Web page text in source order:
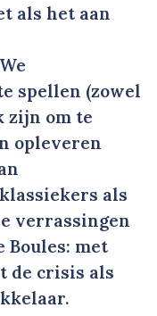
als het aan
spellen (zowel
zijn om te
opleveren
als
verrassingen
Boules: met
de crisis als